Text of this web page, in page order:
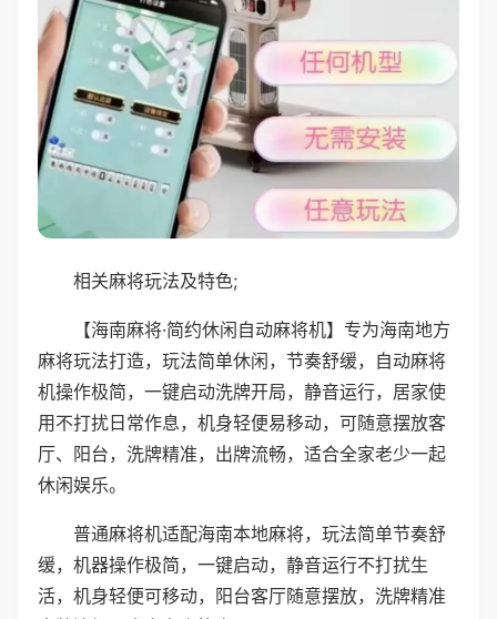
相关麻将玩法及特色;
【海南麻将·简约休闲自动麻将机】专为海南地方
麻将玩法打造，玩法简单休闲，节奏舒缓，自动麻将
机操作极简，一键启动洗牌开局，静音运行，居家使
用不打扰日常作息，机身轻便易移动，可随意摆放客
厅、阳台，洗牌精准，出牌流畅，适合全家老少一起
休闲娱乐。
普通麻将机适配海南本地麻将，玩法简单节奏舒
缓，机器操作极简，一键启动，静音运行不打扰生
活，机身轻便可移动，阳台客厅随意摆放，洗牌精准